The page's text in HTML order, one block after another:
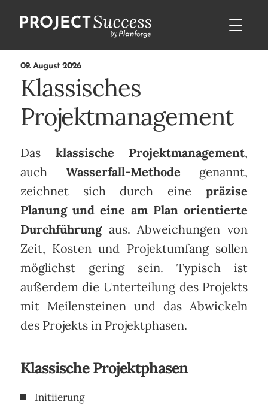
09. August 2026
Klassisches
Projektmanagement
Das klassische Projektmanagement,
auch Wasserfall-Methode genannt,
zeichnet sich durch einepräzise
Planung und eine am Plan orientierte
Durchführungaus. Abweichungen von
Zeit, Kosten und Projektumfang sollen
möglichst gering sein. Typisch ist
außerdem die Unterteilung des Projekts
mit Meilensteinen und das Abwickeln
des Projekts in Projektphasen.
Klassische Projektphasen
Initiierung